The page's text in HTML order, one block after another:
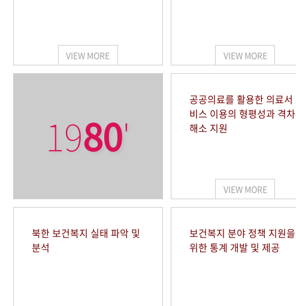
VIEW MORE VIEW MORE
1980'
공공의료를 활용한 의료서
비스 이용의 형평성과 격차
해소 지원
VIEW MORE
북한 보건복지 실태 파악 및
분석
보건복지 분야 정책 지원을
위한 통계 개발 및 제공